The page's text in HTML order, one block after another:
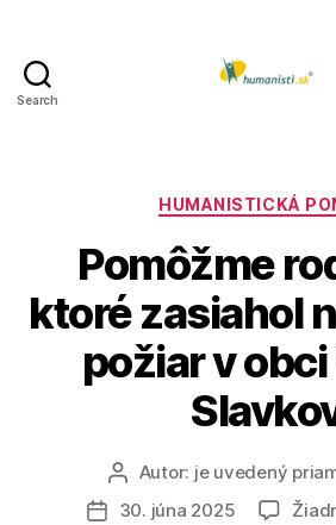
Search
HUMANISTICKÁ
Pomôžme
ktoré zasiahol
požiar v
Autor
článku
Autor: je uvedený
Dátum30. júna 2025